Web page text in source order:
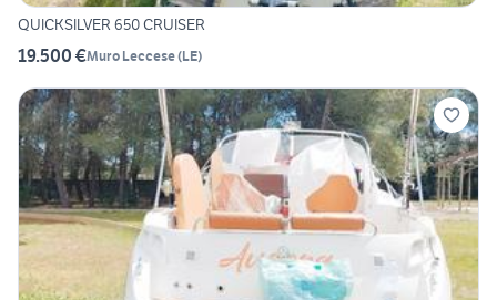
QUICKSILVER 650 CRUISER
19.500 €Muro Leccese(LE)